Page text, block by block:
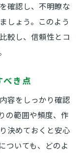
確認し、不明瞭な
しょう。このよう
較し、信頼性とコ
べき点
容をしっかり確認
の範囲や頻度、作
決めておくと安心
ついても、どのよ